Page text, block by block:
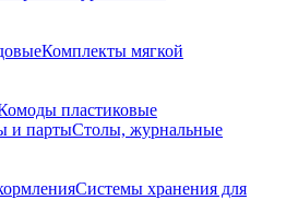
Комплекты мягкой
пластиковые
и партыСтолы, журнальные
Системы хранения для